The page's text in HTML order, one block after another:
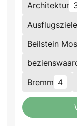
Architektur 3
Ausflugsziele
Beilstein
Bremm 4